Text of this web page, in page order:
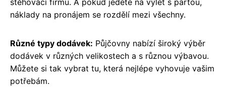
náklady na pronájem se rozdělí mezi všechny.
Různé typy dodávek: Půjčovny nabízí široký výběr
dodávek v různých velikostech a s různou výbavou.
Můžete si tak vybrat tu, která nejlépe vyhovuje vašim
potřebám.